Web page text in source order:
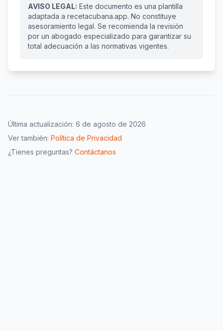
AVISO LEGAL: Este documento es una plantilla
adaptada a recetacubana.app. No constituye
asesoramiento legal. Se recomienda la revisión
por un abogado especializado para garantizar su
total adecuación a las normativas vigentes.
Última actualización: 6 de agosto de 2026
Ver también: Política de Privacidad
¿Tienes preguntas? Contáctanos